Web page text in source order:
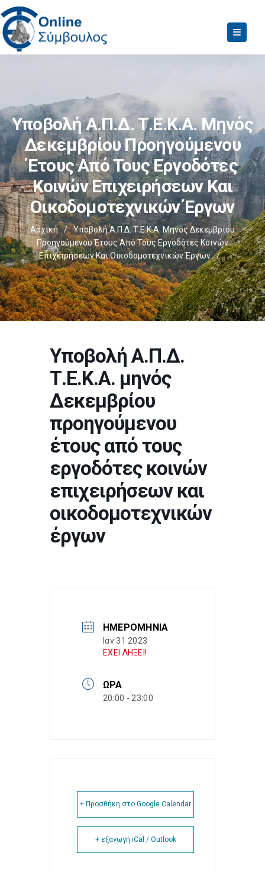
Υποβολή Α.Π.Δ. Τ.Ε.Κ.Α. Μηνός
Δεκεμβρίου Προηγούμενου
Έτους Από Τους Εργοδότες
Κοινών Επιχειρήσεων Και
Οικοδομοτεχνικών Έργων
Αρχική /
Υποβολή Α.Π.Δ. Τ.Ε.Κ.Α. Μηνός Δεκεμβρίου
Προηγούμενου Έτους Από Τους Εργοδότες Κοινών
Επιχειρήσεων Και Οικοδομοτεχνικών Έργων
/
Υποβολή Α.Π.Δ.
Τ.Ε.Κ.Α. μηνός
Δεκεμβρίου
προηγούμενου
έτους από τους
εργοδότες κοινών
επιχειρήσεων και
οικοδομοτεχνικών
έργων
ΗΜΕΡΟΜΗΝΊΑ
Ιαν 31 2023
ΕΧΕΙ ΛΗΞΕΙ!
ΏΡΑ
20:00 - 23:00
+ Προσθήκη στο Google Calendar
+ εξαγωγή iCal / Outlook